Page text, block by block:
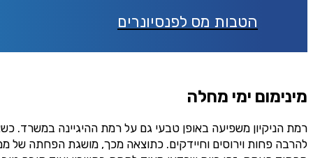
הטבות מס לפנסיונרים
מינימום ימי מחלה
רמת הניקיון משפיעה באופן טבעי גם על רמת ההיגיינה במשרד.
להרבה פחות וירוסים וחיידקים. כתוצאה מכך, מושגת הפחתה של